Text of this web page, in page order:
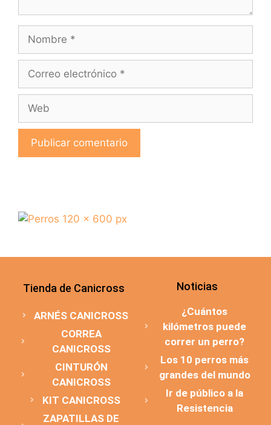
Tienda de Canicross
ARNÉS CANICROSS
CORREA
CANICROSS
CINTURÓN
CANICROSS
KIT CANICROSS
ZAPATILLAS DE
Noticias
¿Cuántos
kilómetros puede
correr un perro?
Los 10 perros más
grandes del mundo
Ir de público a la
Resistencia